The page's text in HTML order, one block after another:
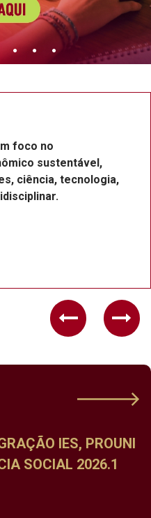
foco no
sustentável,
ciência, tecnologia,
Previous
IES, PROUNI
SOCIAL 2026.1